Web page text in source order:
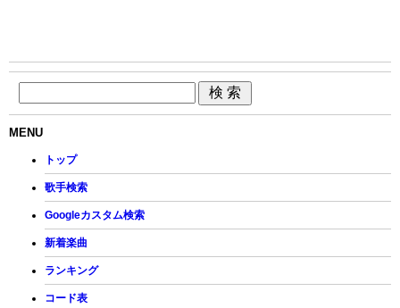
MENU
トップ
歌手検索
Googleカスタム検索
新着楽曲
ランキング
コード表